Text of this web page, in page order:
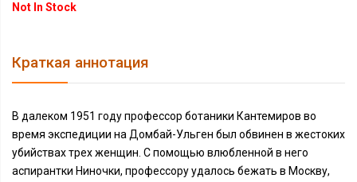
Not In Stock
Краткая аннотация
В далеком 1951 году профессор ботаники Кантемиров во
время экспедиции на Домбай-Ульген был обвинен в жестоких
убийствах трех женщин. С помощью влюбленной в него
аспирантки Ниночки, профессору удалось бежать в Москву,